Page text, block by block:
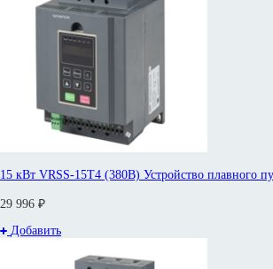
15 кВт VRSS-15T4 (380В) Устройство плавного
29 996 ₽
Добавить